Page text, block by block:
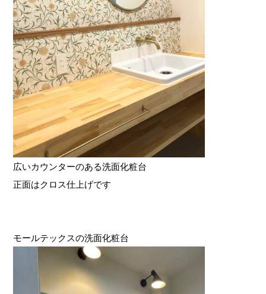
広いカウンターのある洗面化粧台
正面はクロス仕上げです
モールテックスの洗面化粧台